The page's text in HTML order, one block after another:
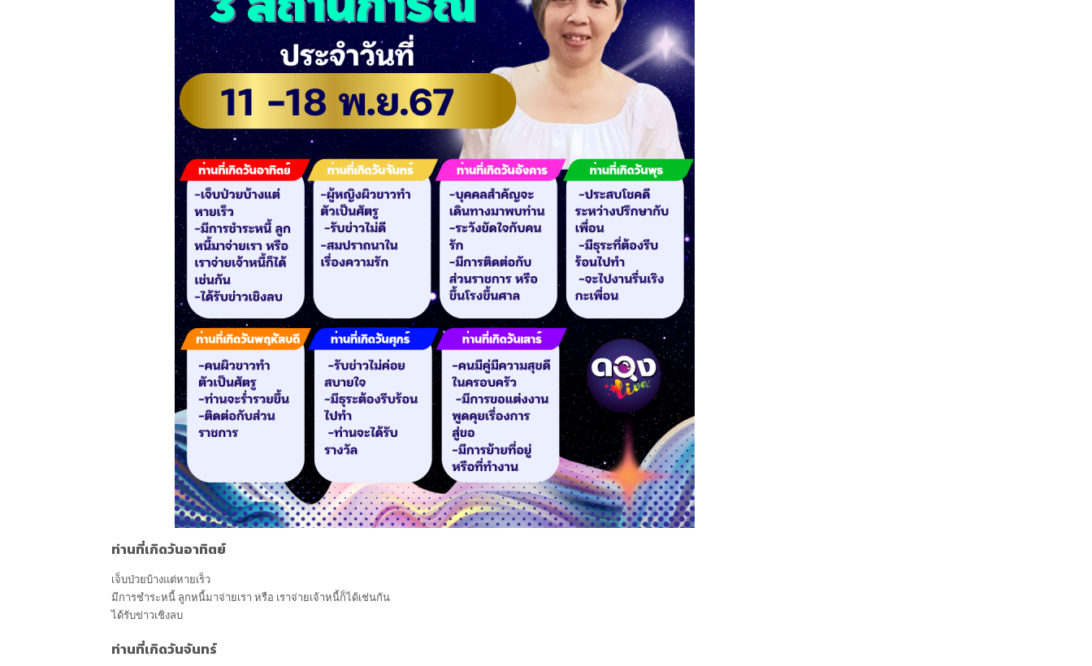
ท่านที่เกิดวันอาทิตย์
เจ็บป่วยบ้างแต่หายเร็ว
มีการชำระหนี้ ลูกหนี้มาจ่ายเรา หรือ เราจ่ายเจ้าหนี้ก็ได้เช่นกัน
ได้รับข่าวเชิงลบ
ท่านที่เกิดวันจันทร์